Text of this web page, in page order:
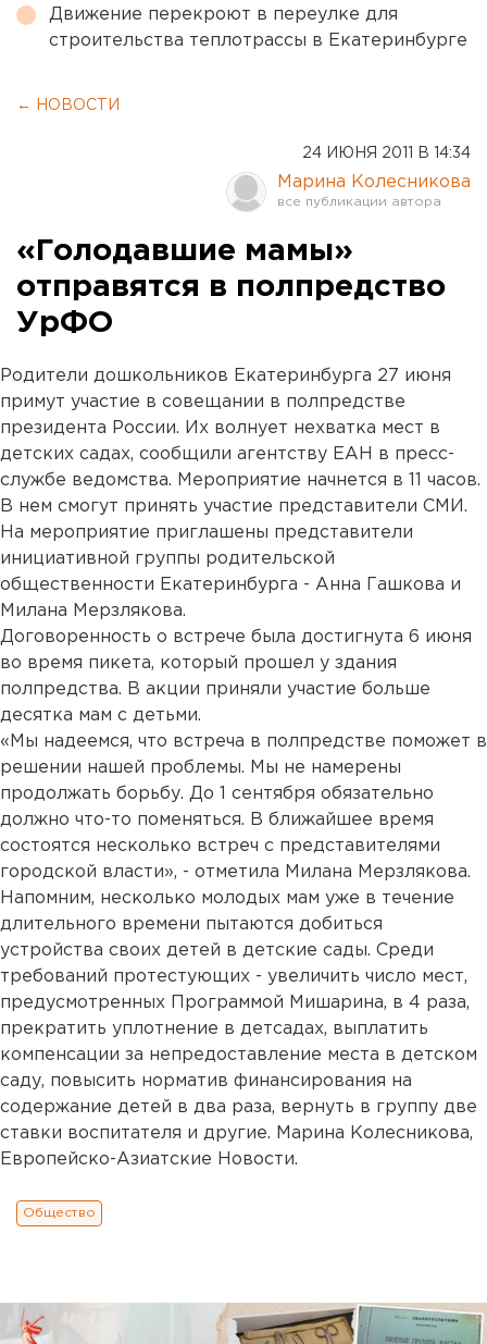
Движение перекроют в переулке для
строительства теплотрассы в Екатеринбурге
← НОВОСТИ
24 ИЮНЯ 2011 В 14:34
Марина Колесникова
«Голодавшие мамы»
отправятся в полпредство
УрФО
Родители дошкольников Екатеринбурга 27 июня
примут участие в совещании в полпредстве
президента России. Их волнует нехватка мест в
детских садах, сообщили агентству ЕАН в пресс-
службе ведомства. Мероприятие начнется в 11 часов.
В нем смогут принять участие представители СМИ.
На мероприятие приглашены представители
инициативной группы родительской
общественности Екатеринбурга - Анна Гашкова и
Милана Мерзлякова.
Договоренность о встрече была достигнута 6 июня
во время пикета, который прошел у здания
полпредства. В акции приняли участие больше
десятка мам с детьми.
«Мы надеемся, что встреча в полпредстве поможет в
решении нашей проблемы. Мы не намерены
продолжать борьбу. До 1 сентября обязательно
должно что-то поменяться. В ближайшее время
состоятся несколько встреч с представителями
городской власти», - отметила Милана Мерзлякова.
Напомним, несколько молодых мам уже в течение
длительного времени пытаются добиться
устройства своих детей в детские сады. Среди
требований протестующих - увеличить число мест,
предусмотренных Программой Мишарина, в 4 раза,
прекратить уплотнение в детсадах, выплатить
компенсации за непредоставление места в детском
саду, повысить норматив финансирования на
содержание детей в два раза, вернуть в группу две
ставки воспитателя и другие. Марина Колесникова,
Европейско-Азиатские Новости.
Общество